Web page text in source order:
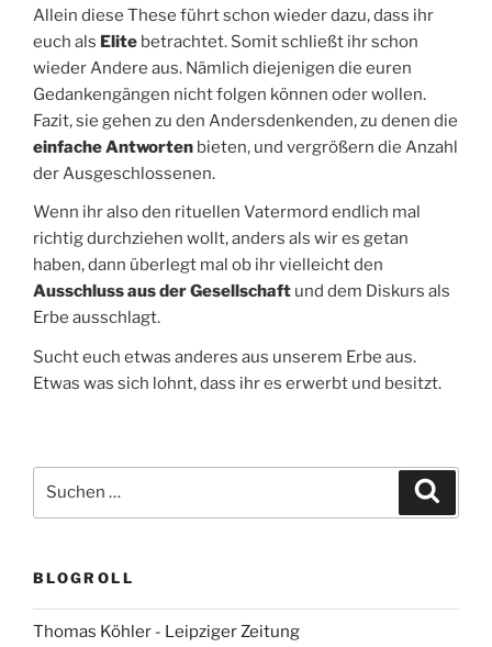
Allein diese These führt schon wieder dazu, dass ihr
euch als Elite betrachtet. Somit schließt ihr schon
wieder Andere aus. Nämlich diejenigen die euren
Gedankengängen nicht folgen können oder wollen.
Fazit, sie gehen zu den Andersdenkenden, zu denen die
einfache Antworten bieten, und vergrößern die Anzahl
der Ausgeschlossenen.
Wenn ihr also den rituellen Vatermord endlich mal
richtig durchziehen wollt, anders als wir es getan
haben, dann überlegt mal ob ihr vielleicht den
Ausschluss aus der Gesellschaft und dem Diskurs als
Erbe ausschlagt.
Sucht euch etwas anderes aus unserem Erbe aus.
Etwas was sich lohnt, dass ihr es erwerbt und besitzt.
nach:
BLOGROLL
Thomas Köhler - Leipziger Zeitung